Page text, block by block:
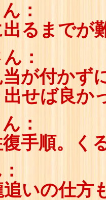
：
るまでが
：
が付かず
出せば良か
：
復手順。く
追いの仕方